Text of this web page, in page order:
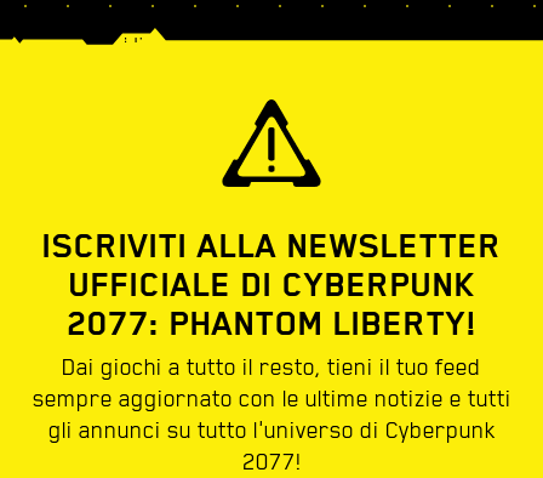
ISCRIVITI ALLA NEWSLETTER
UFFICIALE DI CYBERPUNK
2077: PHANTOM LIBERTY!
Dai giochi a tutto il resto, tieni il tuo feed
sempre aggiornato con le ultime notizie e tutti
gli annunci su tutto l'universo di Cyberpunk
2077!